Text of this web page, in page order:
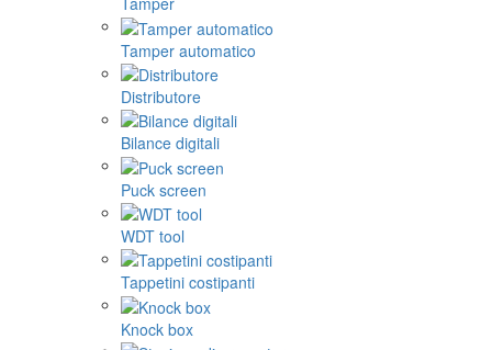
Tamper automatico
Distributore
Bilance digitali
Puck screen
WDT tool
Tappetini costipanti
Knock box